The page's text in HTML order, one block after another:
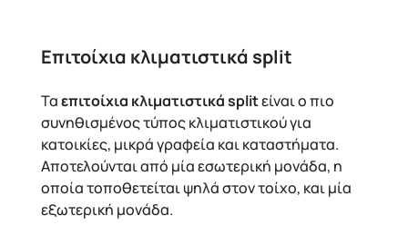
Επιτοίχια κλιματιστικά split
Ταεπιτοίχια κλιματιστικά splitείναι ο πιο
συνηθισμένος τύπος κλιματιστικού για
κατοικίες, μικρά γραφεία και καταστήματα.
Αποτελούνται από μία εσωτερική μονάδα, η
οποία τοποθετείται ψηλά στον τοίχο, και μία
εξωτερική μονάδα.